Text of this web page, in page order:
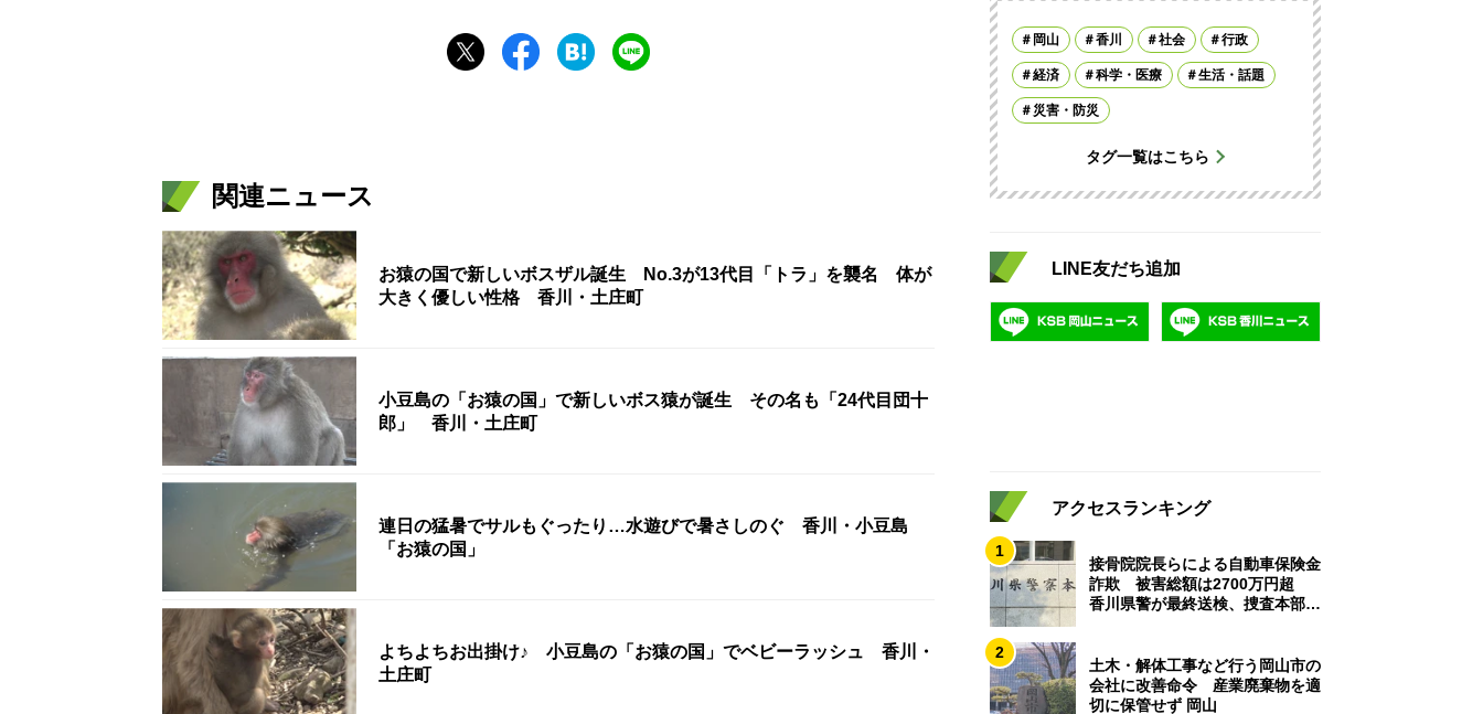
関連ニュース
お猿の国で新しいボスザル誕生 No.3が13代目「トラ」を襲名 体が
大きく優しい性格 香川・土庄町
小豆島の「お猿の国」で新しいボス猿が誕生 その名も「24代目団十
郎」 香川・土庄町
連日の猛暑でサルもぐったり…水遊びで暑さしのぐ 香川・小豆島
「お猿の国」
よちよちお出掛け♪ 小豆島の「お猿の国」でベビーラッシュ 香川・
土庄町
岡山 香川 社会 行政
経済 科学・医療 生活・話題
災害・防災
タグ一覧はこちら
LINE友だち追加
アクセスランキング
1
接骨院院長らによる自動車保険金
詐欺 被害総額は2700万円超
香川県警が最終送検、捜査本部解
2
土木・解体工事など行う岡山市の
会社に改善命令 産業廃棄物を適
切に保管せず 岡山